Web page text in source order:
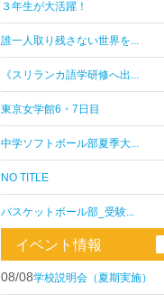
３年生が大活躍！
誰一人取り残さない世界を...
《スリランカ語学研修へ出...
東京女学館6・7日目
中学ソフトボール部夏季大...
NO TITLE
バスケットボール部_受験...
イベント情報
08/08学校説明会（夏期実施）